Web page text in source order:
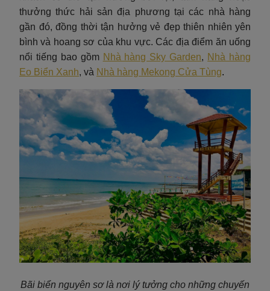
thưởng thức hải sản địa phương tại các nhà hàng
gần đó, đồng thời tận hưởng vẻ đẹp thiên nhiên yên
bình và hoang sơ của khu vực. Các địa điểm ăn uống
nổi tiếng bao gồm Nhà hàng Sky Garden, Nhà hàng
Eo Biển Xanh, và Nhà hàng Mekong Cửa Tùng.
Bãi biển nguyên sơ là nơi lý tưởng cho những chuyến